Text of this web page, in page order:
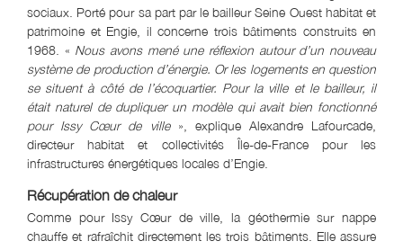
sociaux. Porté pour sa part par le bailleur Seine Ouest habitat et
patrimoine et Engie, il concerne trois bâtiments construits en
1968. « Nous avons mené une réflexion autour d’un nouveau
système de production d’énergie. Or les logements en question
se situent à côté de l’écoquartier. Pour la ville et le bailleur, il
était naturel de dupliquer un modèle qui avait bien fonctionné
pour Issy Cœur de ville», explique Alexandre Lafourcade,
directeur habitat et collectivités Île-de-France pour les
infrastructures énergétiques locales d’Engie.
Récupération de chaleur
Comme pour Issy Cœur de ville, la géothermie sur nappe
chauffe et rafraîchit directement les trois bâtiments. Elle assure